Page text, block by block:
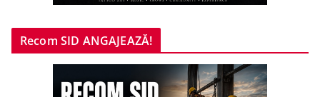
Recom SID ANGAJEAZĂ!